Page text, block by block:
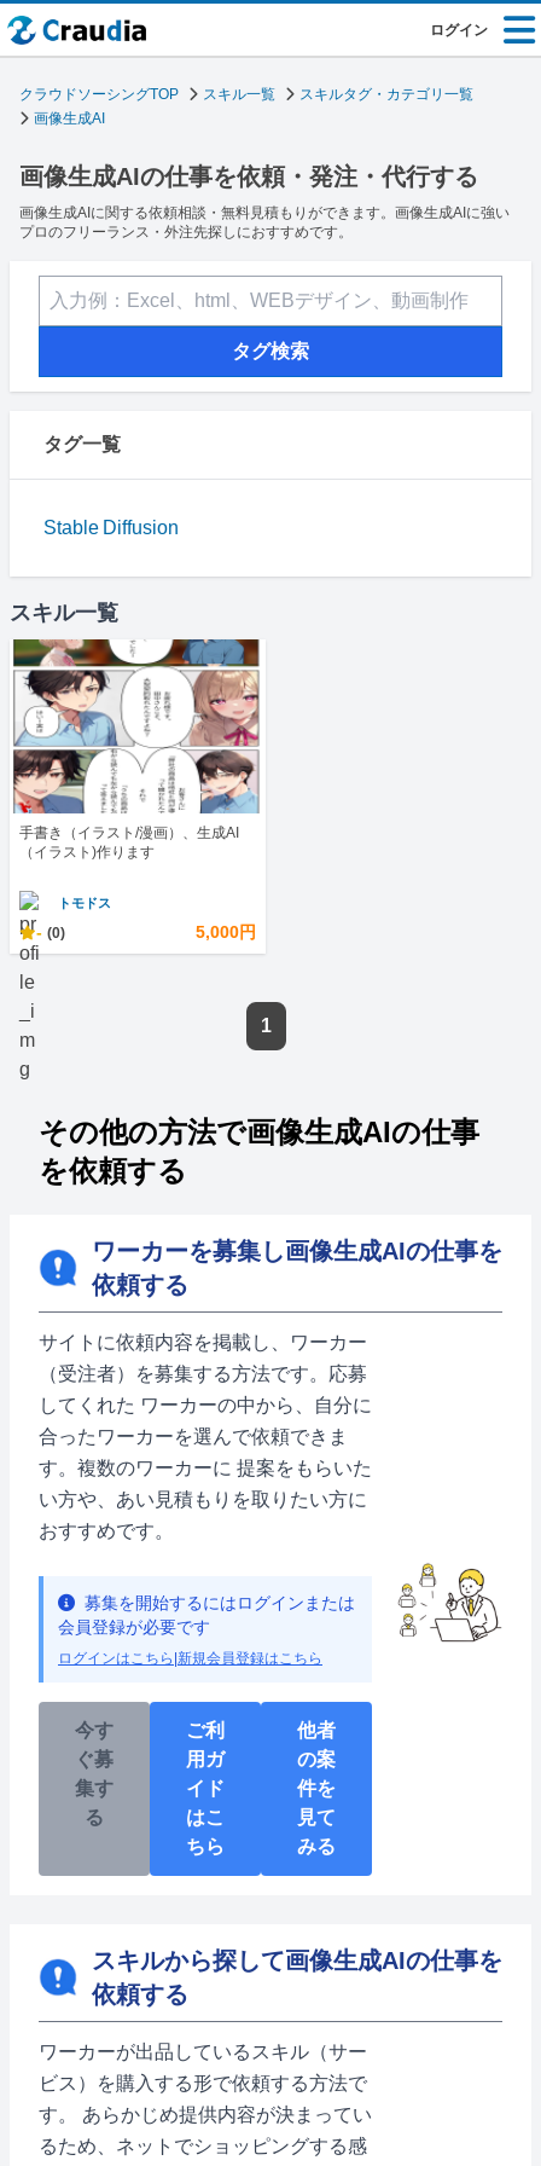
ログイン
クラウドソーシングTOP スキル一覧
スキルタグ・カテゴリ一覧
画像生成AI
画像生成AIの仕事を依頼・発注・代行する
画像生成AIに関する依頼相談・無料見積もりができます。画像生成AIに強い
プロのフリーランス・外注先探しにおすすめです。
タグ検索
タグ一覧
Stable Diffusion
スキル一覧
手書き（イラスト/漫画）、生成AI
（イラスト)作ります
トモドス
- (0) 5,000円
1
その他の方法で画像生成AIの仕事
を依頼する
ワーカーを募集し画像生成AIの仕事を
依頼する
サイトに依頼内容を掲載し、ワーカー
（受注者）を募集する方法です。応募
してくれた ワーカーの中から、自分に
合ったワーカーを選んで依頼できま
す。複数のワーカーに 提案をもらいた
い方や、あい見積もりを取りたい方に
おすすめです。
募集を開始するにはログインまたは
会員登録が必要です
ログインはこちら 新規会員登録はこちら
今す
ぐ募
集す
る
ご利
用ガ
イド
はこ
ちら
他者
の案
件を
見て
みる
スキルから探して画像生成AIの仕事を
依頼する
ワーカーが出品しているスキル（サー
ビス）を購入する形で依頼する方法で
す。 あらかじめ提供内容が決まってい
るため、ネットでショッピングする感